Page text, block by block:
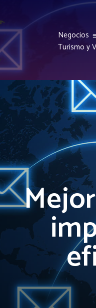
Negocios
Turismo y